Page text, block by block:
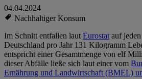
04.04.2024
Nachhaltiger Konsum
Im Schnitt entfallen lautEurostatauf
Deutschland pro Jahr 131 Kilogramm
entspricht einer Gesamtmenge von elf
dieser Abfälle ließe sich laut einer vom
Ernährung und Landwirtschaft (BMEL)